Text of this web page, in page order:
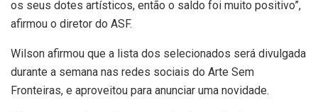
os seus dotes artísticos, então o saldo foi muito positivo”,
afirmou o diretor do ASF.
Wilson afirmou que a lista dos selecionados será divulgada
durante a semana nas redes sociais do Arte Sem
Fronteiras, e aproveitou para anunciar uma novidade.